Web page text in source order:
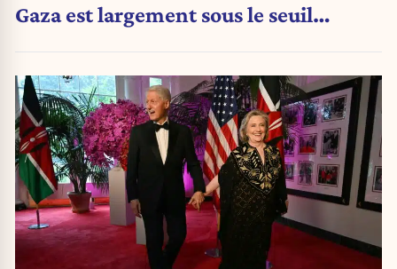
Gaza est largement sous le seuil